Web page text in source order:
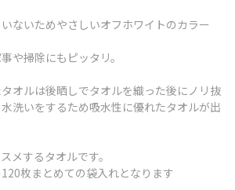
ないためやさしいオフホワイトのカラー
や掃除にもピッタリ。
オルは後晒しでタオルを織った後にノリ抜
洗いをするため吸水性に優れたタオルが出
メするタオルです。
枚まとめての袋入れとなります